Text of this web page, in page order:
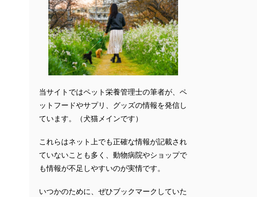
当サイトではペット栄養管理士の筆者が、ペ
ットフードやサプリ、グッズの情報を発信し
ています。（犬猫メインです）
これらはネット上でも正確な情報が記載され
ていないことも多く、動物病院やショップで
も情報が不足しやすいのが実情です。
いつかのために、ぜひブックマークしていた